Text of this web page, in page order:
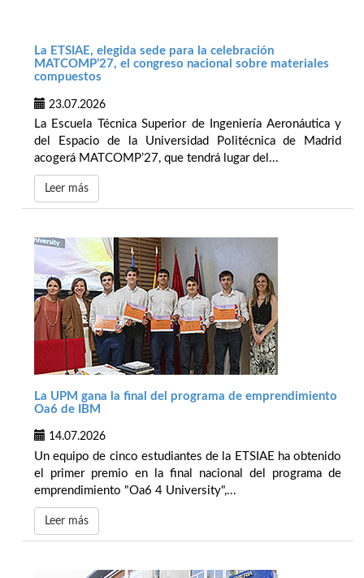
La ETSIAE, elegida sede para la celebración
MATCOMP’27, el congreso nacional sobre materiales
compuestos
23.07.2026
La Escuela Técnica Superior de Ingeniería Aeronáutica y
del Espacio de la Universidad Politécnica de Madrid
acogerá MATCOMP’27, que tendrá lugar del...
Leer más
La UPM gana la final del programa de emprendimiento
Oa6 de IBM
14.07.2026
Un equipo de cinco estudiantes de la ETSIAE ha obtenido
el primer premio en la final nacional del programa de
emprendimiento "Oa6 4 University",...
Leer más